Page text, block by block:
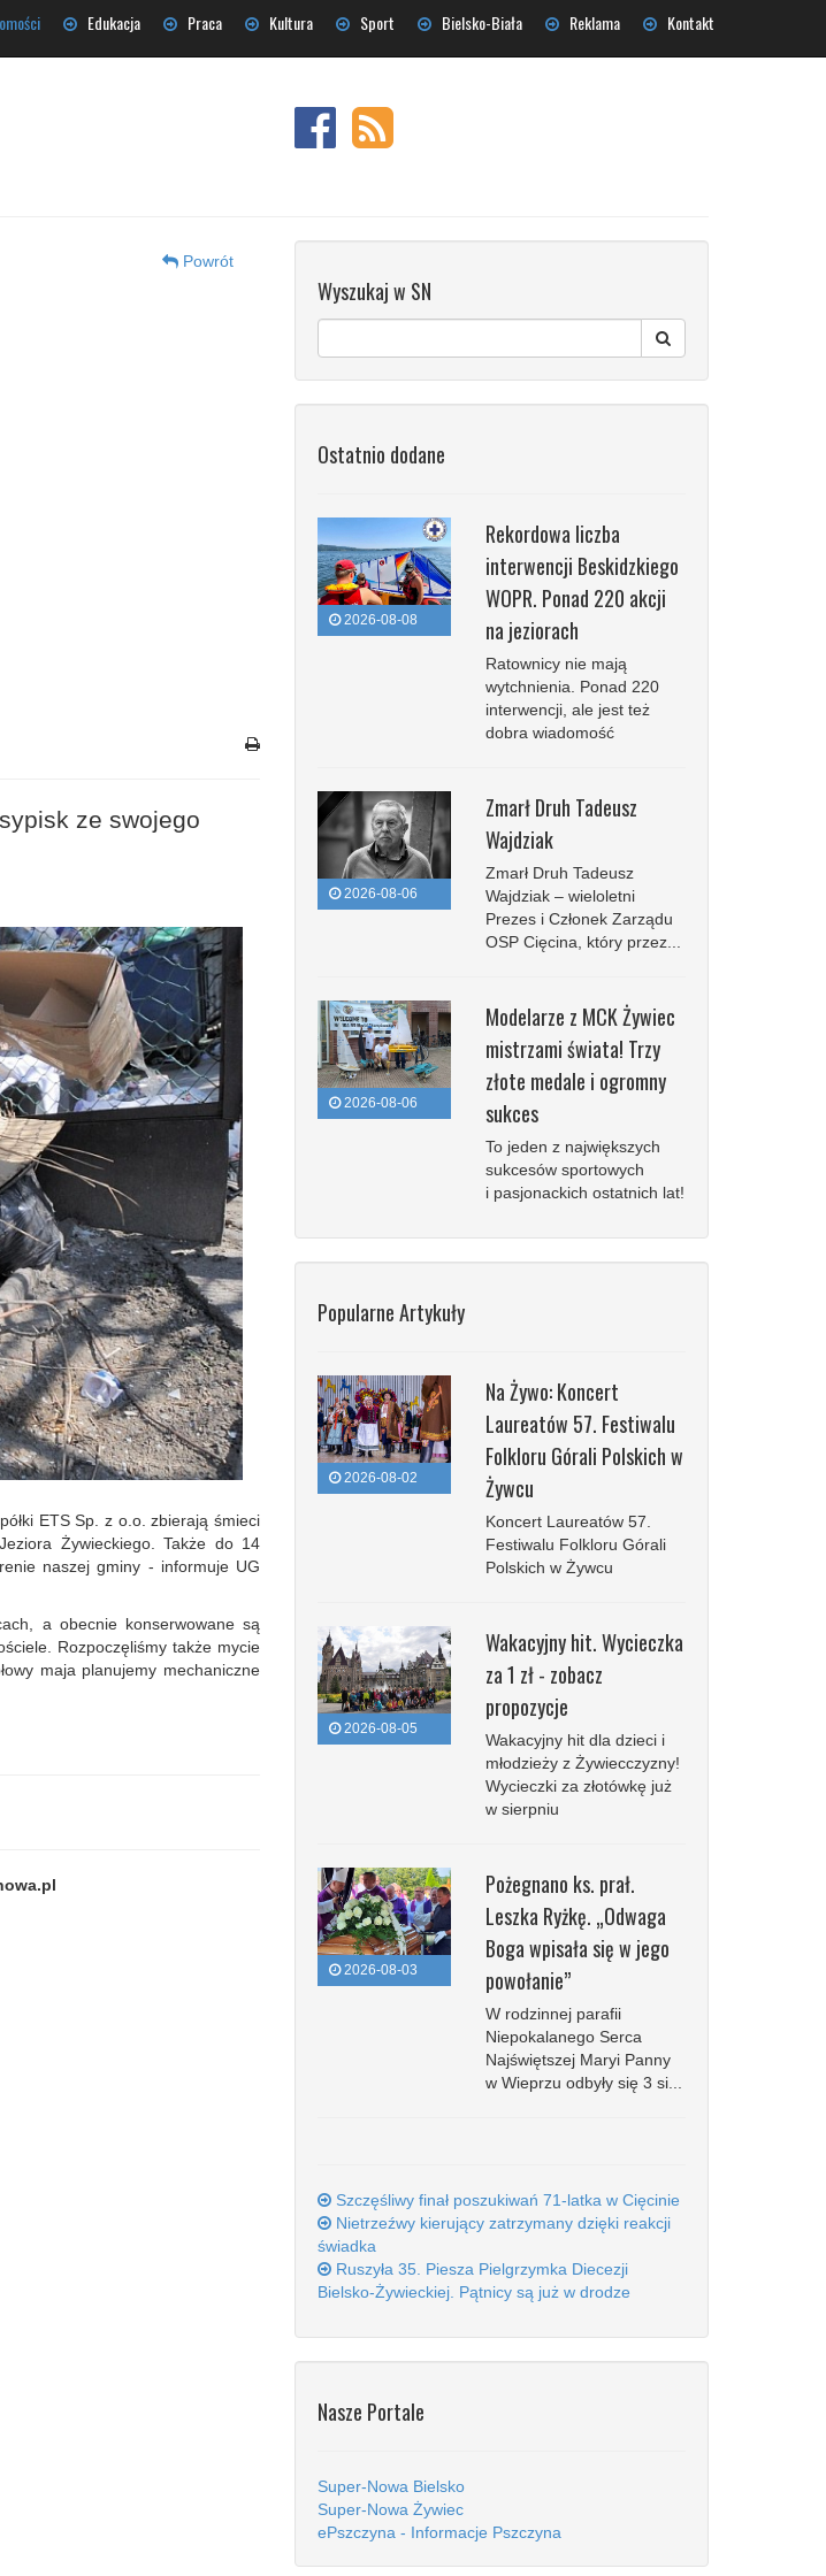
Edukacja Praca Kultura Sport Bielsko-Biała Reklama Kontakt
Powrót
ze swojego
ETS Sp. z o.o. zbierają śmieci
Żywieckiego. Także do 14
naszej gminy - informuje UG
a obecnie konserwowane są
Rozpoczęliśmy także mycie
maja planujemy mechaniczne
Wyszukaj w SN
Ostatnio dodane
2026-08-08
Rekordowa liczba
interwencji Beskidzkiego
WOPR. Ponad 220 akcji
na jeziorach
Ratownicy nie mają
wytchnienia. Ponad 220
interwencji, ale jest też
dobra wiadomość
2026-08-06
Zmarł Druh Tadeusz
Wajdziak
Zmarł Druh Tadeusz
Wajdziak – wieloletni
Prezes i Członek Zarządu
OSP Cięcina, który przez...
2026-08-06
Modelarze z MCK Żywiec
mistrzami świata! Trzy
złote medale i ogromny
sukces
To jeden z największych
sukcesów sportowych
i pasjonackich ostatnich lat!
Popularne Artykuły
2026-08-02
Na Żywo: Koncert
Laureatów 57. Festiwalu
Folkloru Górali Polskich w
Żywcu
Koncert Laureatów 57.
Festiwalu Folkloru Górali
Polskich w Żywcu
2026-08-05
Wakacyjny hit. Wycieczka
za 1 zł - zobacz
propozycje
Wakacyjny hit dla dzieci i
młodzieży z Żywiecczyzny!
Wycieczki za złotówkę już
w sierpniu
2026-08-03
Pożegnano ks. prał.
Leszka Ryżkę. „Odwaga
Boga wpisała się w jego
powołanie”
W rodzinnej parafii
Niepokalanego Serca
Najświętszej Maryi Panny
w Wieprzu odbyły się 3 si...
Szczęśliwy finał poszukiwań 71-latka w Cięcinie
Nietrzeźwy kierujący zatrzymany dzięki reakcji
świadka
Ruszyła 35. Piesza Pielgrzymka Diecezji
Bielsko-Żywieckiej. Pątnicy są już w drodze
Nasze Portale
Super-Nowa Bielsko
Super-Nowa Żywiec
ePszczyna - Informacje Pszczyna